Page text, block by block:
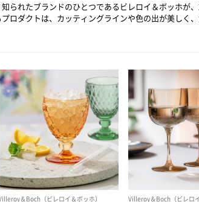
られたブランドのひとつであるビレロイ＆ボッホが
ロダクトは、カッティングラインや色の出が美しく